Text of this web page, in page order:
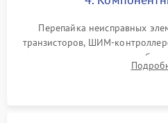
Перепайка неисправных
транзисторов, ШИМ-
памяти при программных
разборка матрицы и замена